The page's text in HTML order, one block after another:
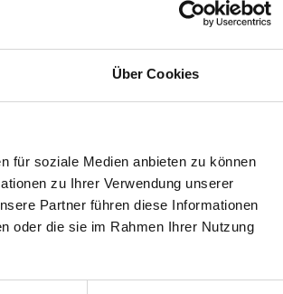
Über Cookies
für soziale Medien anbieten zu können
zu Ihrer Verwendung unserer
Partner führen diese Informationen
oder die sie im Rahmen Ihrer Nutzung
Die Verbände berichten monatlich in der
Partner